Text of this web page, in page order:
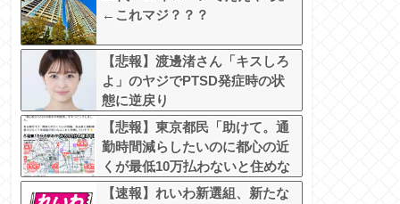
←これマジ？？？
【悲報】渡邊渚さん「キスしろ
よ」のヤジでPTSD発症時の状
態に逆戻り
【悲報】東京都民「助けて。通
勤時間減らしたいのに都心の近
くが最低10万払わないと住めな
いの」
【速報】れいわ新選組、新たな